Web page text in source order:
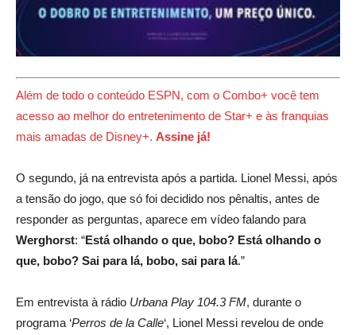
Além de todo o conteúdo ESPN, com o Combo+ você tem
acesso ao melhor do entretenimento de Star+ e às franquias
mais amadas de Disney+. Assine já!
O segundo, já na entrevista após a partida. Lionel Messi, após
a tensão do jogo, que só foi decidido nos pênaltis, antes de
responder as perguntas, aparece em vídeo falando para
Werghorst: “Está olhando o que, bobo? Está olhando o
que, bobo? Sai para lá, bobo, sai para lá.”
Em entrevista à rádio Urbana Play 104.3 FM, durante o
programa ‘Perros de la Calle‘, Lionel Messi revelou de onde